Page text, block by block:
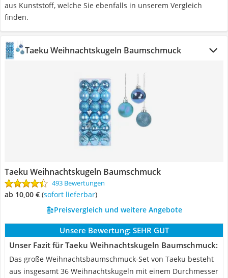
aus Kunststoff, welche Sie ebenfalls in unserem Vergleich
finden.
Taeku Weihnachtskugeln Baumschmuck
Taeku Weihnachtskugeln Baumschmuck
493 Bewertungen
ab 10,00 € ( Sofort lieferbar)
Preisvergleich und weitere Angebote
Unsere Bewertung: SEHR GUT
Unser Fazit für Taeku Weihnachtskugeln Baumschmuck:
Das große Weihnachtsbaumschmuck-Set von Taeku besteht
aus insgesamt 36 Weihnachtskugeln mit einem Durchmesser